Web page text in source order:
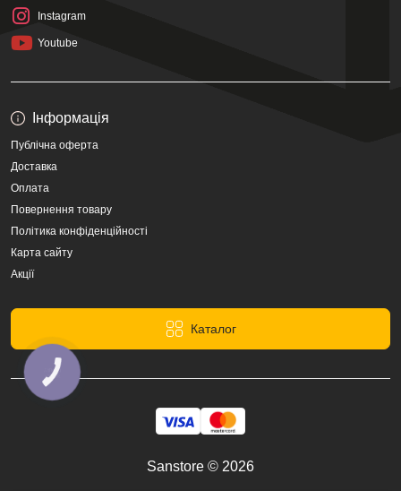
Інформація
Публічна оферта
Доставка
Оплата
Повернення товару
Політика конфіденційності
Карта сайту
Акції
Каталог
Instagram
Youtube
Sanstore © 2026
КНОПКА
ЗВ'ЯЗКУ